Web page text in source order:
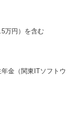
万円）を含む
金（関東ITソフトウ